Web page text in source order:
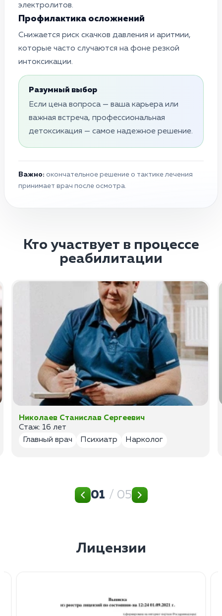
электролитов.
Профилактика осложнений
Снижается риск скачков давления и аритмии,
которые часто случаются на фоне резкой
интоксикации.
Разумный выбор
Если цена вопроса — ваша карьера или
важная встреча, профессиональная
детоксикация — самое надежное решение.
Важно: окончательное решение о тактике лечения
принимает врач после осмотра.
Кто участвует в процессе
реабилитации
Николаев Станислав Сергеевич
Стаж: 16 лет
Главный врач
Психиатр Нарколог
01 / 05
Лицензии